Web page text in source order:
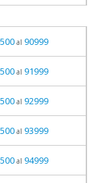
al 90999
al 91999
al 92999
al 93999
al 94999